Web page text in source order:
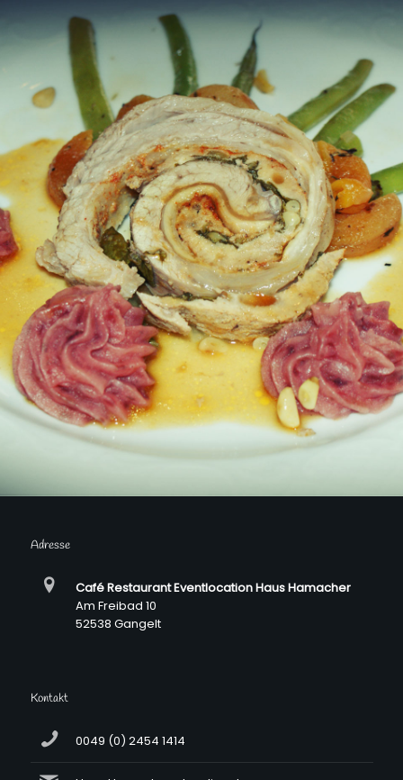
Adresse
Café Restaurant Eventlocation Haus Hamacher
Am Freibad 10
52538 Gangelt
Kontakt
0049 (0) 2454 1414